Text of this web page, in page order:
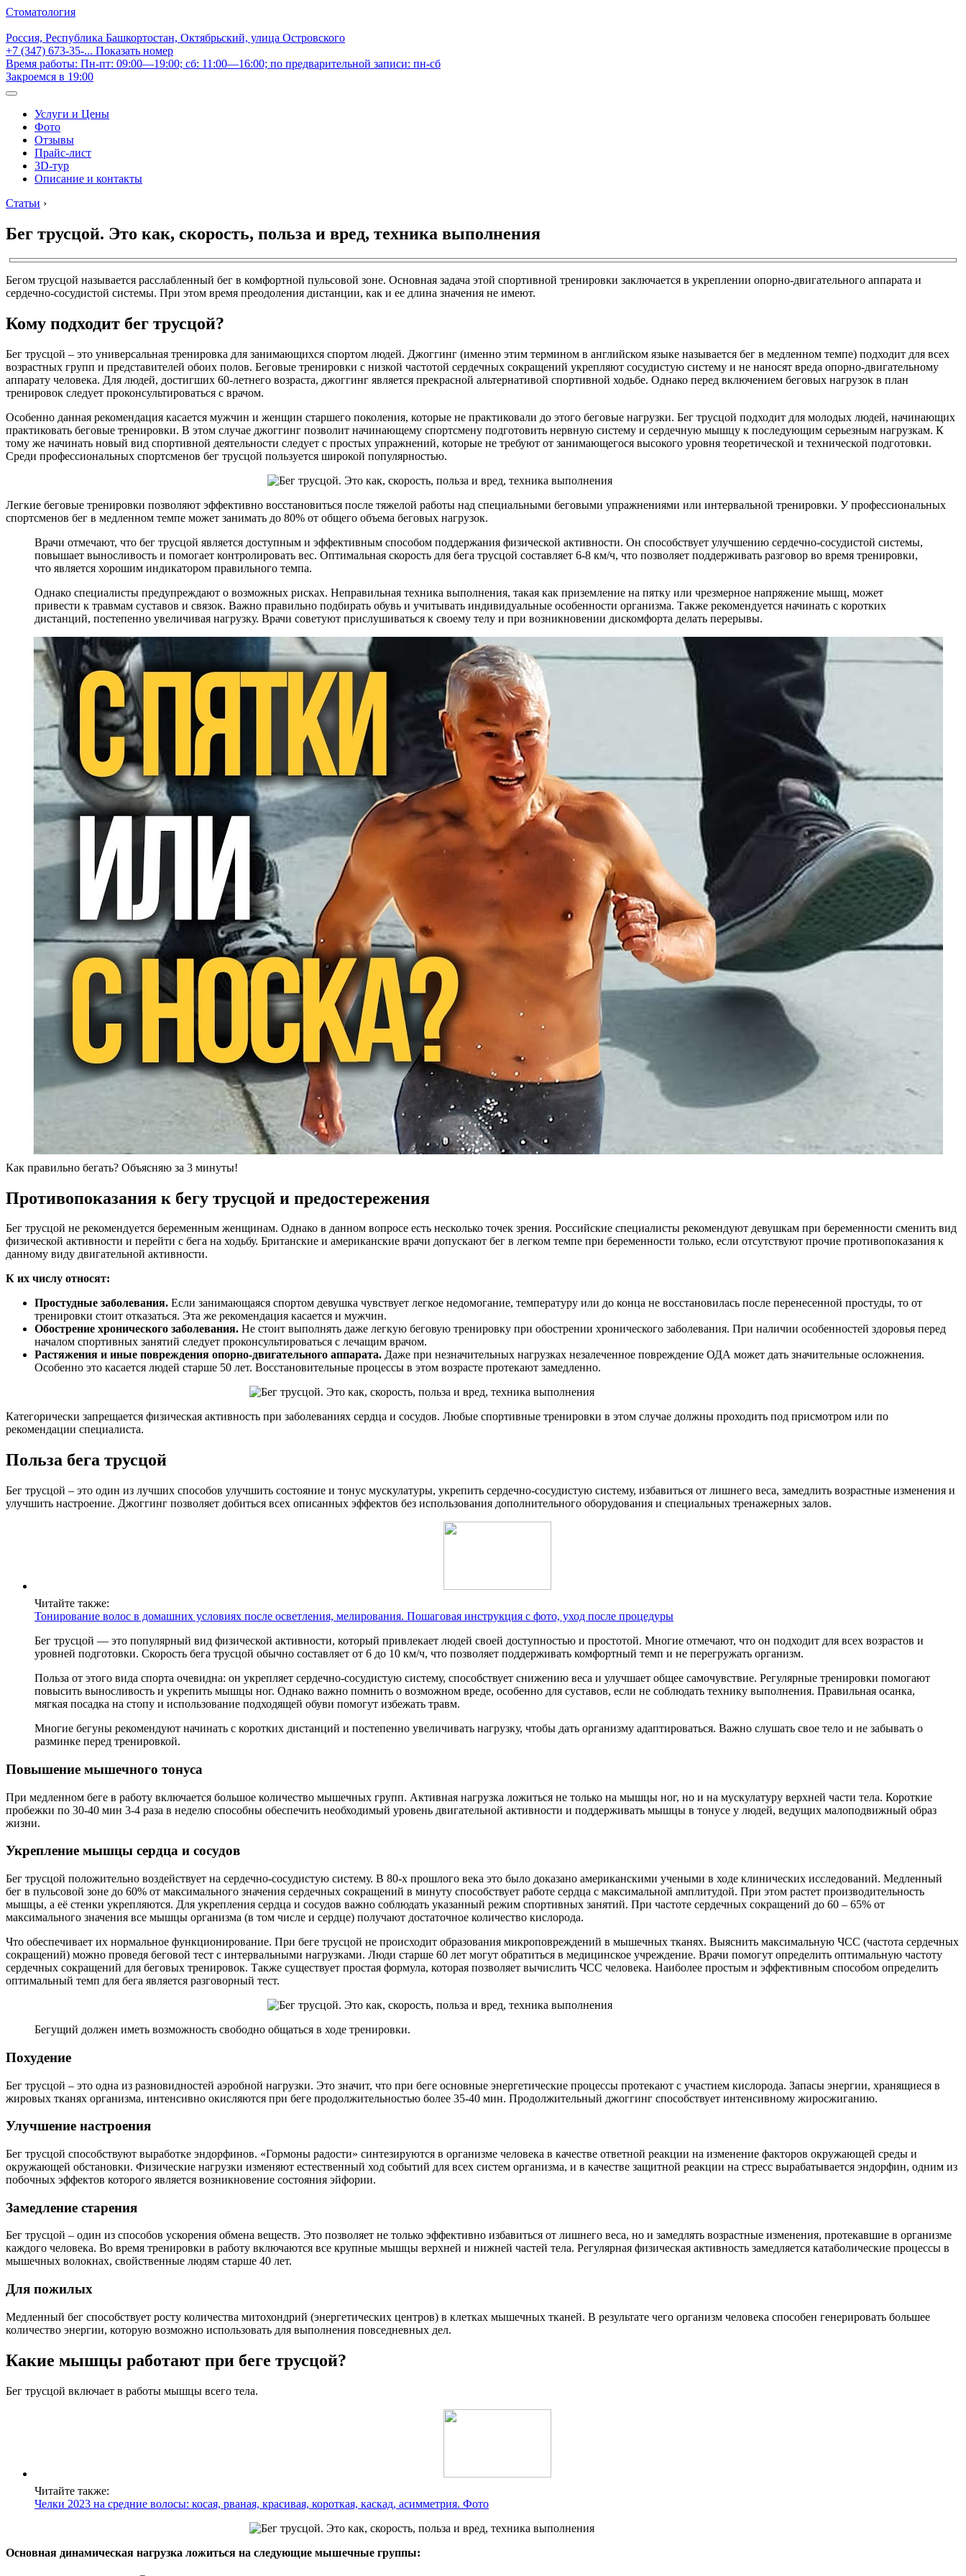
Стоматология
Россия, Республика Башкортостан, Октябрьский, улица Островского
+7 (347) 673-35-... Показать номер
Время работы: Пн-пт: 09:00—19:00; сб: 11:00—16:00; по предварительной записи: пн-сб
Закроемся в 19:00
Услуги и Цены
Фото
Отзывы
Прайс-лист
3D-тур
Описание и контакты
Статьи ›
Бег трусцой. Это как, скорость, польза и вред, техника выполнения
Бегом трусцой называется расслабленный бег в комфортной пульсовой зоне. Основная задача этой спортивной тренировки заключается в укреплении опорно-двигательного аппарата и
сердечно-сосудистой системы. При этом время преодоления дистанции, как и ее длина значения не имеют.
Кому подходит бег трусцой?
Бег трусцой – это универсальная тренировка для занимающихся спортом людей. Джоггинг (именно этим термином в английском языке называется бег в медленном темпе) подходит для всех
возрастных групп и представителей обоих полов. Беговые тренировки с низкой частотой сердечных сокращений укрепляют сосудистую систему и не наносят вреда опорно-двигательному
аппарату человека. Для людей, достигших 60-летнего возраста, джоггинг является прекрасной альтернативой спортивной ходьбе. Однако перед включением беговых нагрузок в план
тренировок следует проконсультироваться с врачом.
Особенно данная рекомендация касается мужчин и женщин старшего поколения, которые не практиковали до этого беговые нагрузки. Бег трусцой подходит для молодых людей, начинающих
практиковать беговые тренировки. В этом случае джоггинг позволит начинающему спортсмену подготовить нервную систему и сердечную мышцу к последующим серьезным нагрузкам. К
тому же начинать новый вид спортивной деятельности следует с простых упражнений, которые не требуют от занимающегося высокого уровня теоретической и технической подготовки.
Среди профессиональных спортсменов бег трусцой пользуется широкой популярностью.
Легкие беговые тренировки позволяют эффективно восстановиться после тяжелой работы над специальными беговыми упражнениями или интервальной тренировки. У профессиональных
спортсменов бег в медленном темпе может занимать до 80% от общего объема беговых нагрузок.
Врачи отмечают, что бег трусцой является доступным и эффективным способом поддержания физической активности. Он способствует улучшению сердечно-сосудистой системы,
повышает выносливость и помогает контролировать вес. Оптимальная скорость для бега трусцой составляет 6-8 км/ч, что позволяет поддерживать разговор во время тренировки,
что является хорошим индикатором правильного темпа.
Однако специалисты предупреждают о возможных рисках. Неправильная техника выполнения, такая как приземление на пятку или чрезмерное напряжение мышц, может
привести к травмам суставов и связок. Важно правильно подбирать обувь и учитывать индивидуальные особенности организма. Также рекомендуется начинать с коротких
дистанций, постепенно увеличивая нагрузку. Врачи советуют прислушиваться к своему телу и при возникновении дискомфорта делать перерывы.
Как правильно бегать? Объясняю за 3 минуты!
Противопоказания к бегу трусцой и предостережения
Бег трусцой не рекомендуется беременным женщинам. Однако в данном вопросе есть несколько точек зрения. Российские специалисты рекомендуют девушкам при беременности сменить вид
физической активности и перейти с бега на ходьбу. Британские и американские врачи допускают бег в легком темпе при беременности только, если отсутствуют прочие противопоказания к
данному виду двигательной активности.
К их числу относят:
Простудные заболевания. Если занимающаяся спортом девушка чувствует легкое недомогание, температуру или до конца не восстановилась после перенесенной простуды, то от
тренировки стоит отказаться. Эта же рекомендация касается и мужчин.
Обострение хронического заболевания. Не стоит выполнять даже легкую беговую тренировку при обострении хронического заболевания. При наличии особенностей здоровья перед
началом спортивных занятий следует проконсультироваться с лечащим врачом.
Растяжения и иные повреждения опорно-двигательного аппарата. Даже при незначительных нагрузках незалеченное повреждение ОДА может дать значительные осложнения.
Особенно это касается людей старше 50 лет. Восстановительные процессы в этом возрасте протекают замедленно.
Категорически запрещается физическая активность при заболеваниях сердца и сосудов. Любые спортивные тренировки в этом случае должны проходить под присмотром или по
рекомендации специалиста.
Польза бега трусцой
Бег трусцой – это один из лучших способов улучшить состояние и тонус мускулатуры, укрепить сердечно-сосудистую систему, избавиться от лишнего веса, замедлить возрастные изменения и
улучшить настроение. Джоггинг позволяет добиться всех описанных эффектов без использования дополнительного оборудования и специальных тренажерных залов.
Читайте также:
Тонирование волос в домашних условиях после осветления, мелирования. Пошаговая инструкция с фото, уход после процедуры
Бег трусцой — это популярный вид физической активности, который привлекает людей своей доступностью и простотой. Многие отмечают, что он подходит для всех возрастов и
уровней подготовки. Скорость бега трусцой обычно составляет от 6 до 10 км/ч, что позволяет поддерживать комфортный темп и не перегружать организм.
Польза от этого вида спорта очевидна: он укрепляет сердечно-сосудистую систему, способствует снижению веса и улучшает общее самочувствие. Регулярные тренировки помогают
повысить выносливость и укрепить мышцы ног. Однако важно помнить о возможном вреде, особенно для суставов, если не соблюдать технику выполнения. Правильная осанка,
мягкая посадка на стопу и использование подходящей обуви помогут избежать травм.
Многие бегуны рекомендуют начинать с коротких дистанций и постепенно увеличивать нагрузку, чтобы дать организму адаптироваться. Важно слушать свое тело и не забывать о
разминке перед тренировкой.
Повышение мышечного тонуса
При медленном беге в работу включается большое количество мышечных групп. Активная нагрузка ложиться не только на мышцы ног, но и на мускулатуру верхней части тела. Короткие
пробежки по 30-40 мин 3-4 раза в неделю способны обеспечить необходимый уровень двигательной активности и поддерживать мышцы в тонусе у людей, ведущих малоподвижный образ
жизни.
Укрепление мышцы сердца и сосудов
Бег трусцой положительно воздействует на сердечно-сосудистую систему. В 80-х прошлого века это было доказано американскими учеными в ходе клинических исследований. Медленный
бег в пульсовой зоне до 60% от максимального значения сердечных сокращений в минуту способствует работе сердца с максимальной амплитудой. При этом растет производительность
мышцы, а её стенки укрепляются. Для укрепления сердца и сосудов важно соблюдать указанный режим спортивных занятий. При частоте сердечных сокращений до 60 – 65% от
максимального значения все мышцы организма (в том числе и сердце) получают достаточное количество кислорода.
Что обеспечивает их нормальное функционирование. При беге трусцой не происходит образования микроповреждений в мышечных тканях. Выяснить максимальную ЧСС (частота сердечных
сокращений) можно проведя беговой тест с интервальными нагрузками. Люди старше 60 лет могут обратиться в медицинское учреждение. Врачи помогут определить оптимальную частоту
сердечных сокращений для беговых тренировок. Также существует простая формула, которая позволяет вычислить ЧСС человека. Наиболее простым и эффективным способом определить
оптимальный темп для бега является разговорный тест.
Бегущий должен иметь возможность свободно общаться в ходе тренировки.
Похудение
Бег трусцой – это одна из разновидностей аэробной нагрузки. Это значит, что при беге основные энергетические процессы протекают с участием кислорода. Запасы энергии, хранящиеся в
жировых тканях организма, интенсивно окисляются при беге продолжительностью более 35-40 мин. Продолжительный джоггинг способствует интенсивному жиросжиганию.
Улучшение настроения
Бег трусцой способствуют выработке эндорфинов. «Гормоны радости» синтезируются в организме человека в качестве ответной реакции на изменение факторов окружающей среды и
окружающей обстановки. Физические нагрузки изменяют естественный ход событий для всех систем организма, и в качестве защитной реакции на стресс вырабатывается эндорфин, одним из
побочных эффектов которого является возникновение состояния эйфории.
Замедление старения
Бег трусцой – один из способов ускорения обмена веществ. Это позволяет не только эффективно избавиться от лишнего веса, но и замедлять возрастные изменения, протекавшие в организме
каждого человека. Во время тренировки в работу включаются все крупные мышцы верхней и нижней частей тела. Регулярная физическая активность замедляется катаболические процессы в
мышечных волокнах, свойственные людям старше 40 лет.
Для пожилых
Медленный бег способствует росту количества митохондрий (энергетических центров) в клетках мышечных тканей. В результате чего организм человека способен генерировать большее
количество энергии, которую возможно использовать для выполнения повседневных дел.
Какие мышцы работают при беге трусцой?
Бег трусцой включает в работы мышцы всего тела.
Читайте также:
Челки 2023 на средние волосы: косая, рваная, красивая, короткая, каскад, асимметрия. Фото
Основная динамическая нагрузка ложиться на следующие мышечные группы: